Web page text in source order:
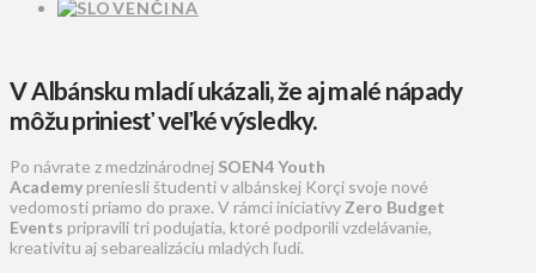
V Albánsku mladí ukázali, že aj malé nápady
môžu priniesť veľké výsledky.
Po návrate z medzinárodnej SOEN4 Youth
Academy preniesli študenti v albánskej Korçi svoje nové
vedomosti priamo do praxe. V rámci iniciatívy Zero Budget
Events pripravili tri podujatia, ktoré podporili vzdelávanie,
kreativitu aj sebarealizáciu mladých ľudí.